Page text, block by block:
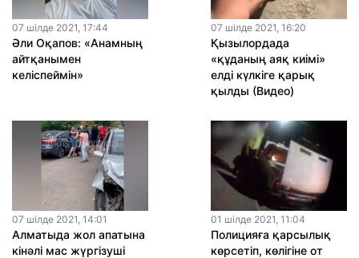
07 шiлде 2021, 17:44
Әли Оқапов: «Анамның
айтқанымен
келіспеймін»
07 шiлде 2021, 16:20
Қызылордада
«құданың аяқ киімі»
елді күлкіге қарық
қылды (Видео)
07 шiлде 2021, 14:01
Алматыда жол апатына
кінәлі мас жүргізуші
01 шiлде 2021, 11:04
Полицияға қарсылық
көрсетіп, көлігіне от